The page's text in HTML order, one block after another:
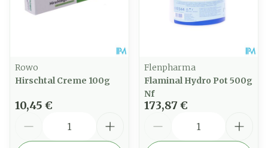
Rowo
Hirschtal Creme 100g
10,45 €
Flenpharma
Flaminal Hydro Pot 500g
Nf
173,87 €